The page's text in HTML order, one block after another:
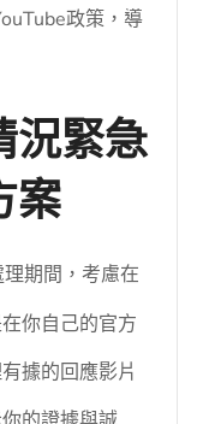
政策，導
況緊急
案
期間，考慮在
你自己的官方
據的回應影片